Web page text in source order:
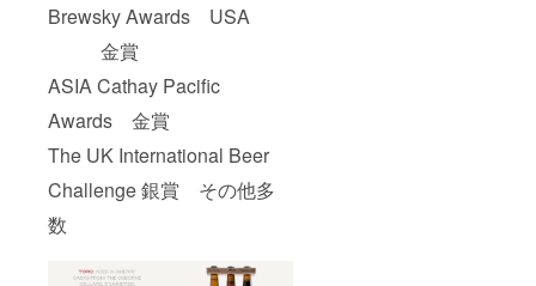
Brewsky Awards USA
金賞
ASIA Cathay Pacific
Awards 金賞
The UK International Beer
Challenge 銀賞 その他多
数